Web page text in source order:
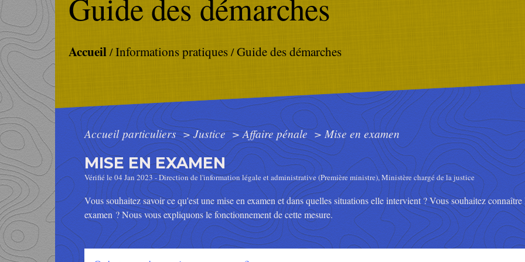
Guide des démarches
Accueil/Informations pratiques/Guide des démarches
Accueil particuliers>Justice>Affaire pénale> Mise en examen
MISE EN EXAMEN
Vérifié le 04 Jan 2023 - Direction de l'information légale et administrative (Première ministre), Ministère chargé de la justice
Vous souhaitez savoir ce qu'est une mise en examen et dans quelles situations elle intervient ? Vous souhaitez
examen ? Nous vous expliquons le fonctionnement de cette mesure.